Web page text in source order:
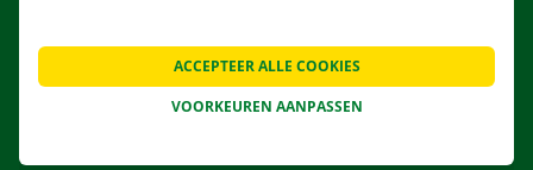
NIEUWS
CADEAUBON
VOORKEUREN AANPASSEN
ACCEPTEER ALLE COOKIES